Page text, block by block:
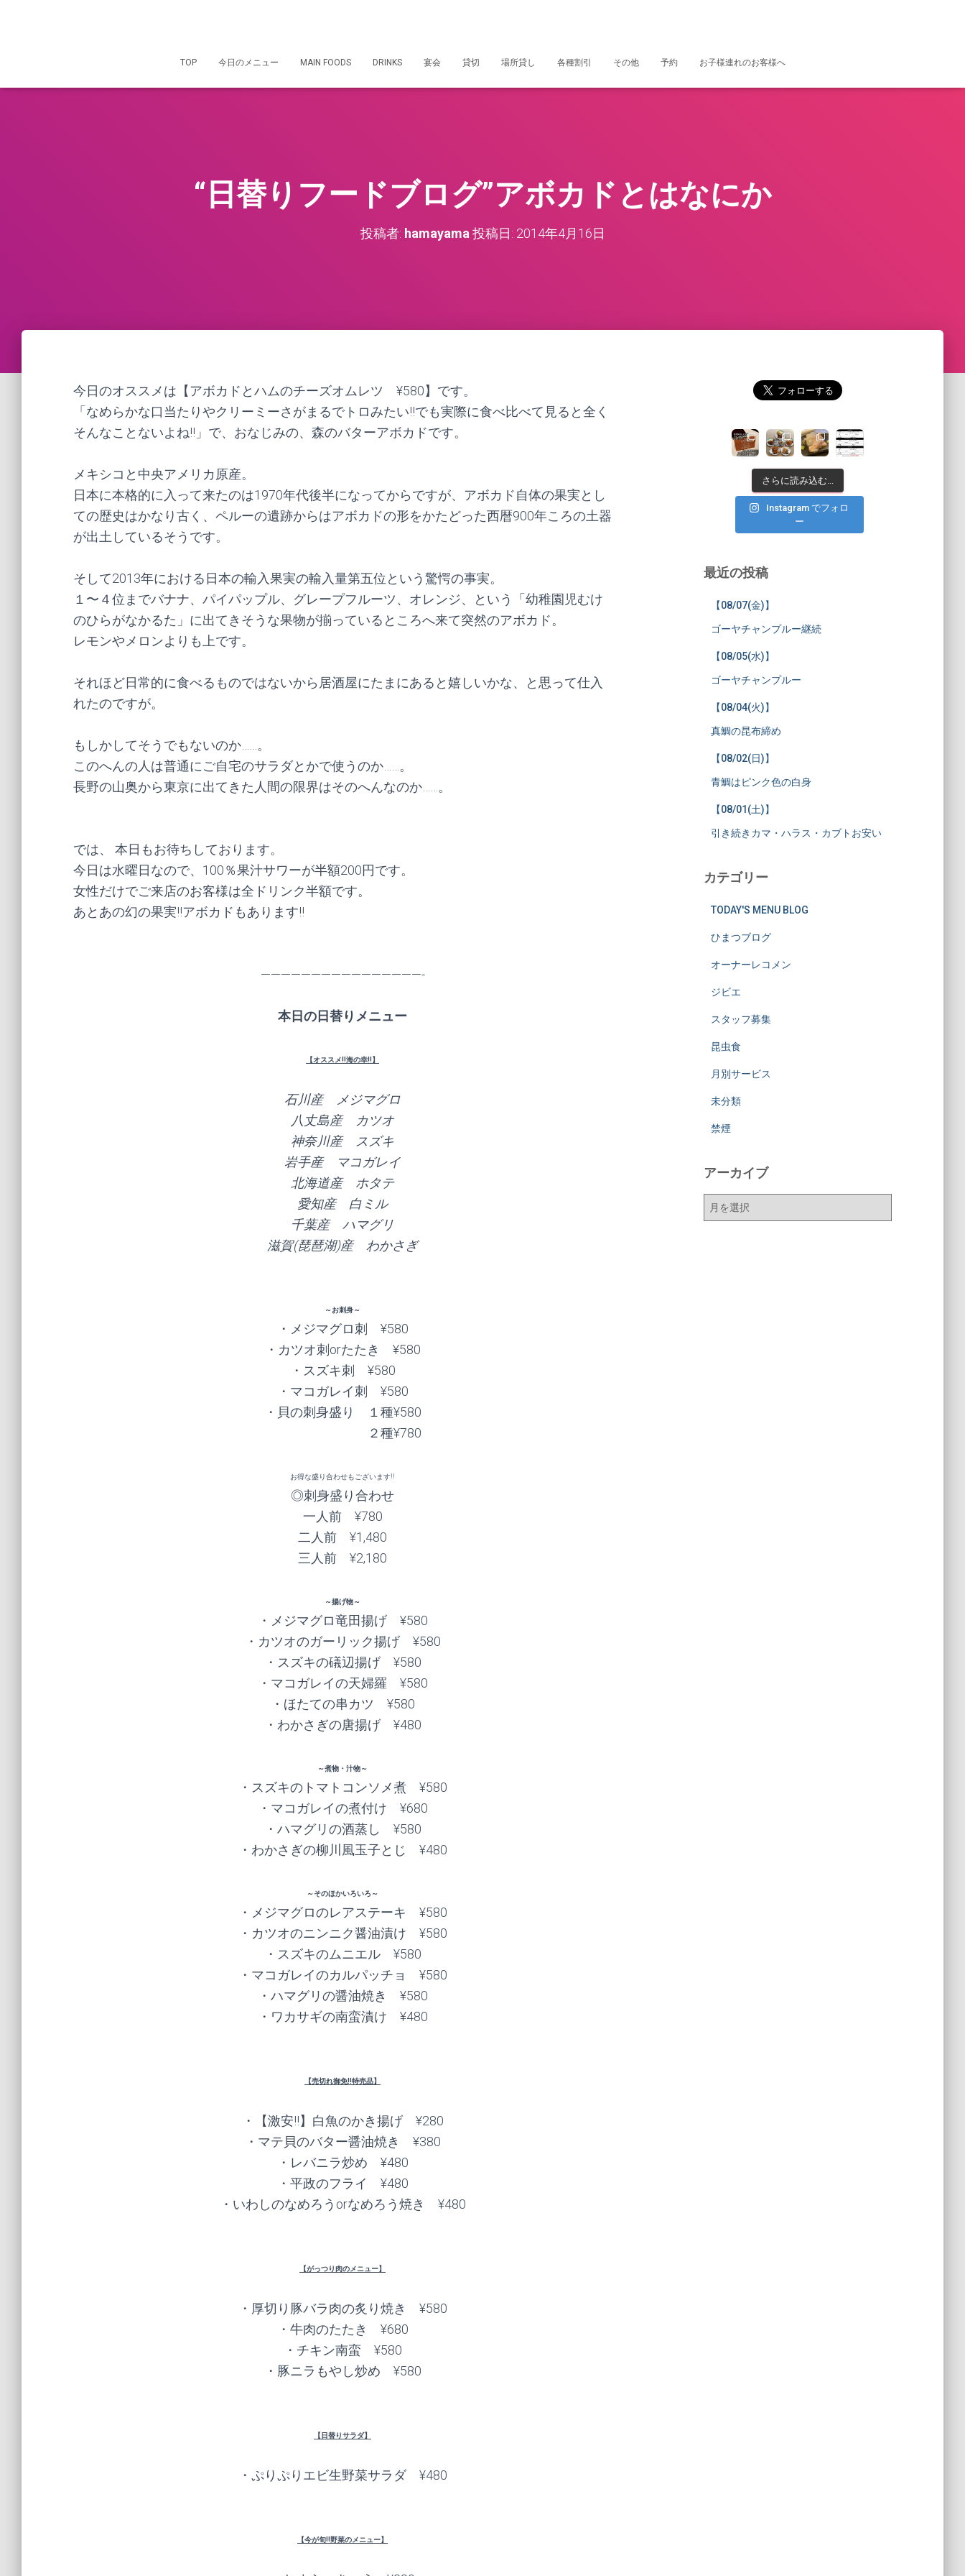
TOP 今日のメニュー MAIN FOODS DRINKS 宴会 貸切 場所貸し 各種割引 その他 予約 お子様連れのお客様へ
“日替りフードブログ”アボカドとはなにか
投稿者: hamayama 投稿日: 2014年4月16日
今日のオススメは【アボカドとハムのチーズオムレツ ¥580】です。
「なめらかな口当たりやクリーミーさがまるでトロみたい!!でも実際に食べ比べて見ると全く
そんなことないよね!!」で、おなじみの、森のバターアボカドです。
メキシコと中央アメリカ原産。
日本に本格的に入って来たのは1970年代後半になってからですが、アボカド自体の果実とし
ての歴史はかなり古く、ペルーの遺跡からはアボカドの形をかたどった西暦900年ころの土器
が出土しているそうです。
そして2013年における日本の輸入果実の輸入量第五位という驚愕の事実。
１〜４位までバナナ、パイパップル、グレープフルーツ、オレンジ、という「幼稚園児むけ
のひらがなかるた」に出てきそうな果物が揃っているところへ来て突然のアボカド。
レモンやメロンよりも上です。
それほど日常的に食べるものではないから居酒屋にたまにあると嬉しいかな、と思って仕入
れたのですが。
もしかしてそうでもないのか……。
このへんの人は普通にご自宅のサラダとかで使うのか……。
長野の山奥から東京に出てきた人間の限界はそのへんなのか……。
では、 本日もお待ちしております。
今日は水曜日なので、100％果汁サワーが半額200円です。
女性だけでご来店のお客様は全ドリンク半額です。
あとあの幻の果実!!アボカドもあります!!
————————————————-
本日の日替りメニュー
【オススメ!!海の幸!!】
石川産 メジマグロ
八丈島産 カツオ
神奈川産 スズキ
岩手産 マコガレイ
北海道産 ホタテ
愛知産 白ミル
千葉産 ハマグリ
滋賀(琵琶湖)産 わかさぎ
～お刺身～
・メジマグロ刺 ¥580
・カツオ刺orたたき ¥580
・スズキ刺 ¥580
・マコガレイ刺 ¥580
・貝の刺身盛り １種¥580
２種¥780
お得な盛り合わせもございます!!
◎刺身盛り合わせ
一人前 ¥780
二人前 ¥1,480
三人前 ¥2,180
～揚げ物～
・メジマグロ竜田揚げ ¥580
・カツオのガーリック揚げ ¥580
・スズキの礒辺揚げ ¥580
・マコガレイの天婦羅 ¥580
・ほたての串カツ ¥580
・わかさぎの唐揚げ ¥480
～煮物・汁物～
・スズキのトマトコンソメ煮 ¥580
・マコガレイの煮付け ¥680
・ハマグリの酒蒸し ¥580
・わかさぎの柳川風玉子とじ ¥480
～そのほかいろいろ～
・メジマグロのレアステーキ ¥580
・カツオのニンニク醤油漬け ¥580
・スズキのムニエル ¥580
・マコガレイのカルパッチョ ¥580
・ハマグリの醤油焼き ¥580
・ワカサギの南蛮漬け ¥480
【売切れ御免!!特売品】
・【激安!!】白魚のかき揚げ ¥280
・マテ貝のバター醤油焼き ¥380
・レバニラ炒め ¥480
・平政のフライ ¥480
・いわしのなめろうorなめろう焼き ¥480
【がっつり肉のメニュー】
・厚切り豚バラ肉の炙り焼き ¥580
・牛肉のたたき ¥680
・チキン南蛮 ¥580
・豚ニラもやし炒め ¥580
【日替りサラダ】
・ぷりぷりエビ生野菜サラダ ¥480
【今が旬!!野菜のメニュー】
さらに読み込む...
Instagram でフォロ
ー
最近の投稿
【08/07(金)】
ゴーヤチャンプルー継続
【08/05(水)】
ゴーヤチャンプルー
【08/04(火)】
真鯛の昆布締め
【08/02(日)】
青鯛はピンク色の白身
【08/01(土)】
引き続きカマ・ハラス・カブトお安い
カテゴリー
TODAY'S MENU BLOG
ひまつブログ
オーナーレコメン
ジビエ
スタッフ募集
昆虫食
月別サービス
未分類
禁煙
アーカイブ
ア